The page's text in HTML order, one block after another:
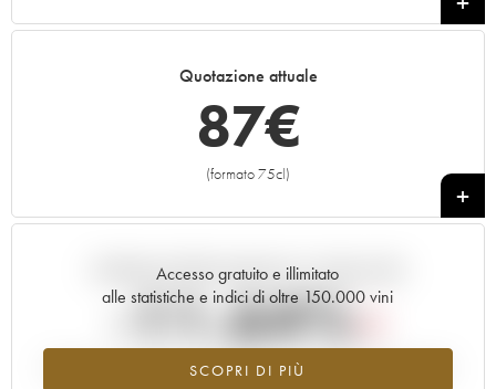
Quotazione attuale
87€
(formato 75cl)
+
Accesso gratuito e illimitato
alle statistiche e indici di oltre 150.000 vini
SCOPRI DI PIÙ
Andamento della quotazione in tempo reale
-11.64%
Tendenza al ribasso per il valore dell'annata 1995 nel 2026 rispetto